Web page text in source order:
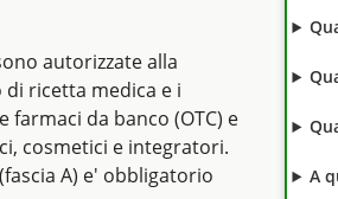
autorizzate alla
ricetta medica e i
da banco (OTC) e
cosmetici e integratori.
A) e' obbligatorio
A